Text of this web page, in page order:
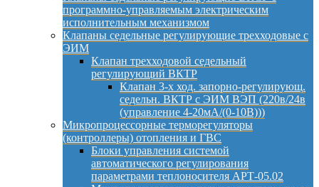
программно-управляемым электрическим
исполнительным механизмом
Клапаны седельные регулирующие трехходовые с
ЭИМ
Клапан трехходовой седельный
регулирующий ВКТР
Клапан 3-х ход. запорно-регулирующ.
седельн. ВКТР с ЭИМ ВЭП (220в/24в
(управление 4-20мА/(0-10В)))
Микропроцессорные терморегуляторы
(контроллеры) отопления и ГВС
Блоки управления системой
автоматического регулирования
параметрами теплоносителя АРТ-05.02